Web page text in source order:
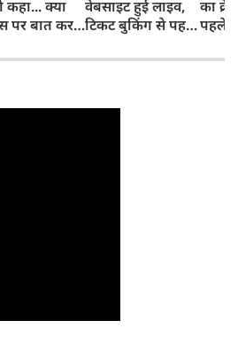
कहा... क्या
पर बात कर
वेबसाइट हुई लाइव,
टिकट बुकिंग से पहले
काम, जानें पूरा
का
पहले
और